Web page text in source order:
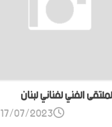
الفني لفناني لبنان
17/07/2023